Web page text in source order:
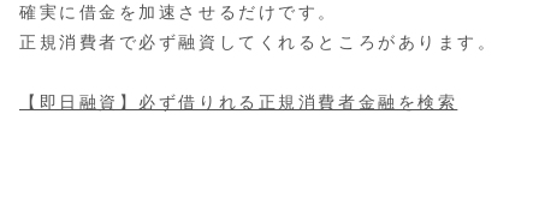
確実に借金を加速させるだけです。
正規消費者で必ず融資してくれるところがあります。
【即日融資】必ず借りれる正規消費者金融を検索